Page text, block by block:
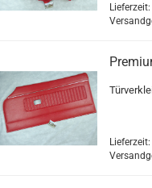
Lieferzeit:
Lieferzeit: